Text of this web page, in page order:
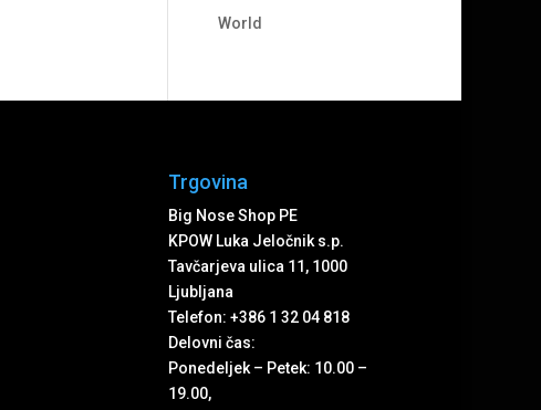
World
Trgovina
Big Nose Shop PE
KPOW Luka Jeločnik s.p.
Tavčarjeva ulica 11, 1000
Ljubljana
Telefon: +386 1 32 04 818
Delovni čas:
Ponedeljek – Petek: 10.00 –
19.00,